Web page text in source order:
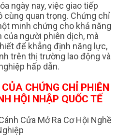
ngày nay, việc giao tiếp
cùng quan trọng. Chứng chỉ
minh chứng cho khả năng
người phiên dịch, mà
để khẳng định năng lực,
trên thị trường lao động và
hấp dẫn.
CHỨNG CHỈ PHIÊN
HỘI NHẬP QUỐC TẾ